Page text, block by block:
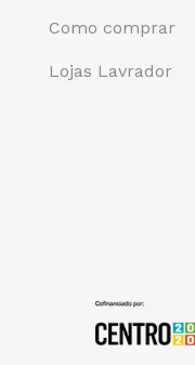
Como comprar
Lojas Lavrador